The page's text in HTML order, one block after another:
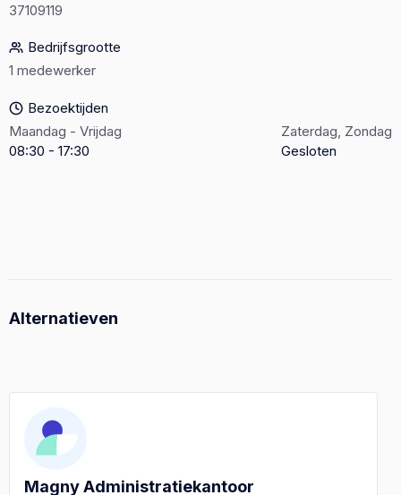
37109119
Bedrijfsgrootte
1 medewerker
Bezoektijden
Maandag - Vrijdag
08:30 - 17:30
Zaterdag, Zondag
Gesloten
Alternatieven
Magny Administratiekantoor